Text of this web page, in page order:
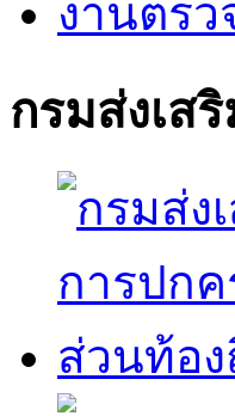
งานตร
กรมส่งเส